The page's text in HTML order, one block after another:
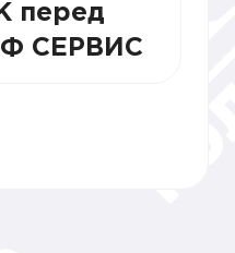
перед
СЕРВИС